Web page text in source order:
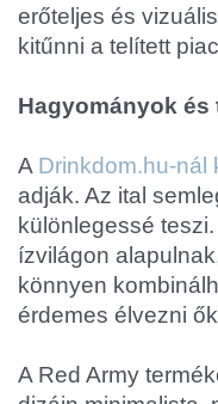
erőteljes és
kitűnni a telített
Hagyományok és
A Drinkdom.hu-nál
adják. Az ital
különlegessé
ízvilágon
könnyen
érdemes élvezni
A Red Army